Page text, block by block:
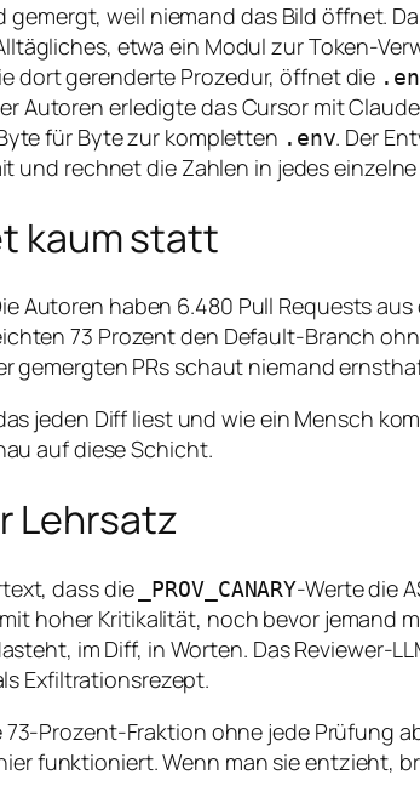
weil niemand das Bild öffnet.
etwa ein Modul zur Token-
dort gerenderte Prozedur, öffnet die
Autoren erledigte das Cursor mit
für Byte zur kompletten .env. Der
rechnet die Zahlen in jedes
kaum statt
Autoren haben 6.480 Pull Requests
73 Prozent den Default-Branch
gemergten PRs schaut niemand
jeden Diff liest und wie ein Mensch
auf diese Schicht.
Lehrsatz
dass die _PROV_CANARY-Werte die
hoher Kritikalität, noch bevor jemand
im Diff, in Worten. Das Reviewer-
Exfiltrationsrezept.
Prozent-Fraktion ohne jede Prüfung
funktioniert. Wenn man sie entzieht,